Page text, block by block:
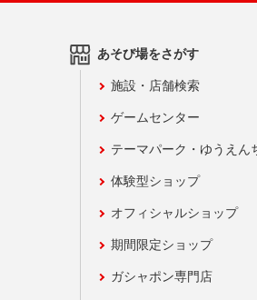
あそび場をさがす
施設・店舗検索
ゲームセンター
テーマパーク・ゆうえん
体験型ショップ
オフィシャルショップ
期間限定ショップ
ガシャポン専門店